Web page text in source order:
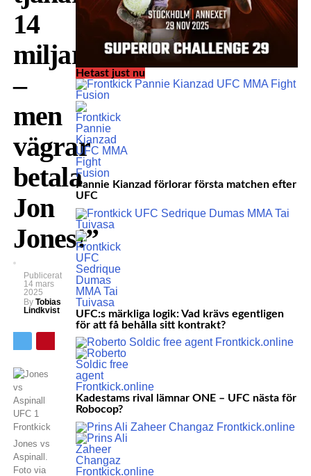
14
miljarder
–
men
vägrar
betala
Jon
Jones!”
Publicerat
14 mars
2025
By Tobias
Lindkvist
Jones vs
Aspinall.
Foto via
Hetast just nu
Pannie Kianzad förlorar första matchen efter
UFC
UFC:s märkliga logik: Vad krävs egentligen
för att få behålla sitt kontrakt?
Kadestams rival lämnar ONE – UFC nästa för
Robocop?